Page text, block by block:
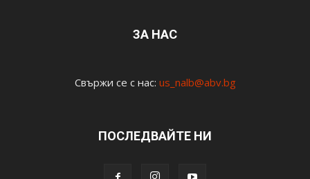
ЗА НАС
Свържи се с нас: us_nalb@abv.bg
ПОСЛЕДВАЙТЕ НИ